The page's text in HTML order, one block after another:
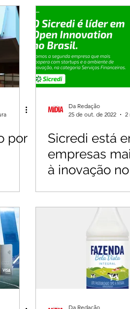
por
Da Redação
25 de out. de 2022
2
Sicredi está
empresas
à inovação
Da Redação